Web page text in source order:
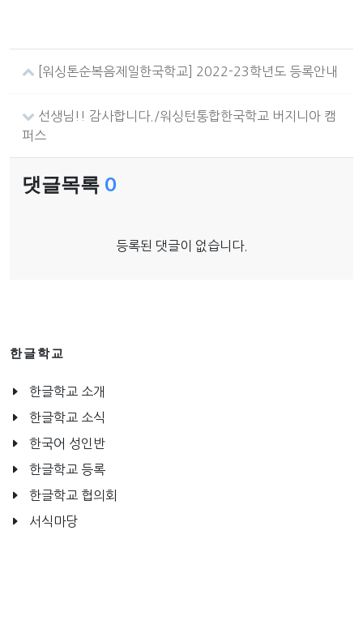
[워싱톤순복음제일한국학교] 2022-23학년도 등록안내
선생님!! 감사합니다./워싱턴통합한국학교 버지니아 캠
퍼스
댓글목록 0
등록된 댓글이 없습니다.
한글학교
한글학교 소개
한글학교 소식
한국어 성인반
한글학교 등록
한글학교 협의회
서식마당